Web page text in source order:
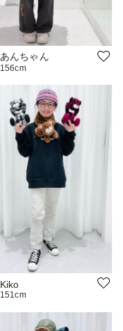
あんちゃん
156cm
Kiko
151cm